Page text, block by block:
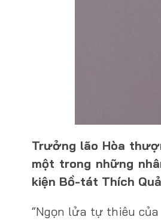
Trưởng lão Hòa
một trong những
kiện Bồ-tát Thích
“Ngọn lửa tự thiêu